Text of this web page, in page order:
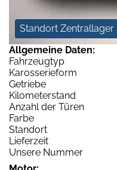
Standort Zentrallager
Allgemeine Daten:
Fahrzeugtyp
Karosserieform
Getriebe
Kilometerstand
Anzahl der Türen
Farbe
Standort
Lieferzeit
Unsere Nummer